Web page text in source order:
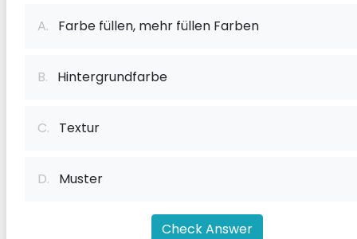
A. Farbe füllen, mehr füllen Farben
B. Hintergrundfarbe
C. Textur
D. Muster
Check Answer